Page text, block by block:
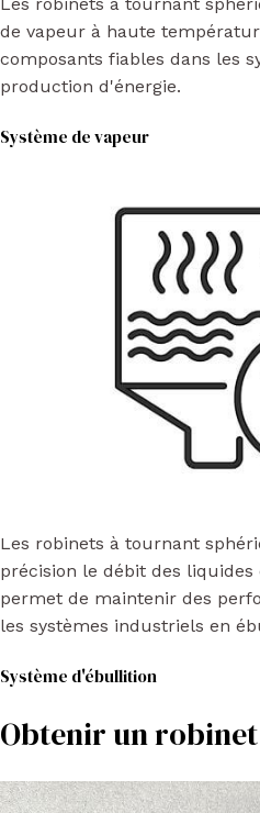
de vapeur à haute
composants fiables dans les
production d'énergie.
Système de vapeur
Les robinets à tournant
précision le débit des
permet de maintenir des
les systèmes industriels en
Système d'ébullition
Obtenir un